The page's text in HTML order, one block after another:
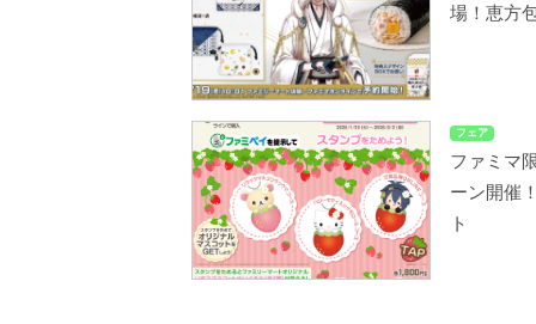
場！恵方
フェア
ファミマ
ーン開催
ト